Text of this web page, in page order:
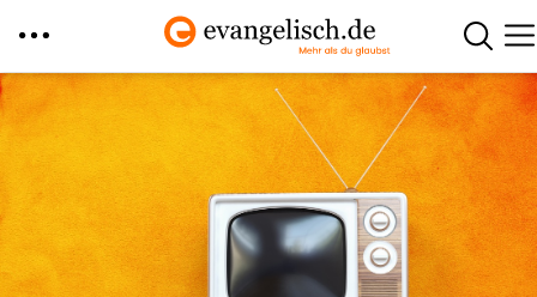
Direkt
zum
Inhalt